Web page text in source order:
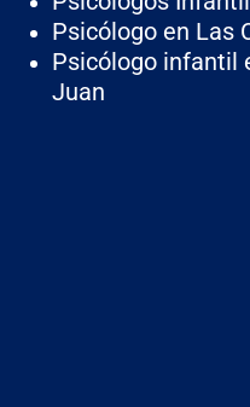
Psicólogo en Las
Psicólogo infantil
Juan